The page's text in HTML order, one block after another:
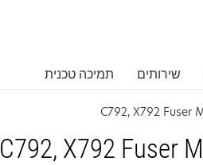
שירותים תמיכה טכנית
C792, X792 Fuser
C792, X792 Fuser